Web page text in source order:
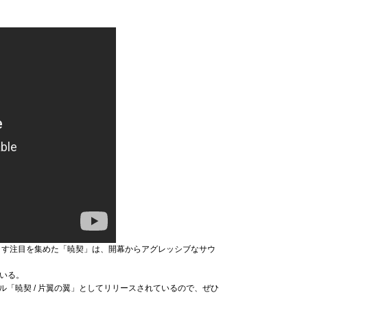
注目を集めた「暁契」は、開幕からアグレッシブなサウ
る。
暁契 / 片翼の翼」としてリリースされているので、ぜひ